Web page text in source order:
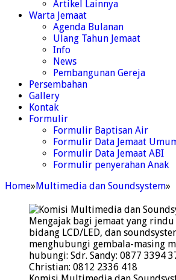
Artikel Lainnya
Warta Jemaat
Agenda Bulanan
Ulang Tahun Jemaat
Info
News
Pembangunan Gereja
Persembahan
Gallery
Kontak
Formulir
Formulir Baptisan Air
Formulir Data Jemaat
Formulir Data Jemaat ABI
Formulir penyerahan Anak
Home»Multimedia dan Soundsystem»